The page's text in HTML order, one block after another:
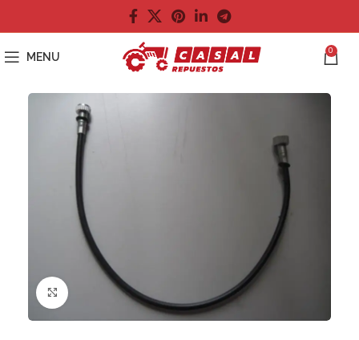
MENU 0
Click to enlarge